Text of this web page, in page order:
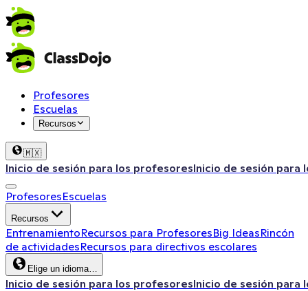
Profesores
Escuelas
Recursos
🇲🇽
Inicio de sesión para los profesoresInicio de sesión para
ProfesoresEscuelas
Recursos
EntrenamientoRecursos para ProfesoresBig IdeasRincón
de actividadesRecursos para directivos escolares
Elige un idioma…
Inicio de sesión para los profesoresInicio de sesión para